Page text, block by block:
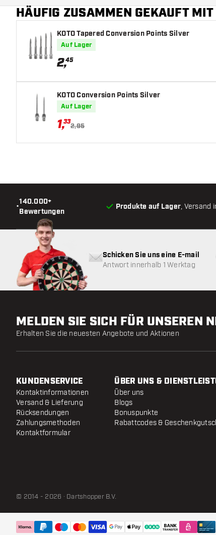
Versendet innerhalb von 24 Stunden
HÄUFIG ZUSAMMEN GEKAUFT MIT
KOTO Tapered Conversion Points Silver
Auf Lager
2,45
KOTO Conversion Points Silver
Auf Lager
1,33
2,95
•
140.000+
Bewertungen
Produkte auf Lager, Versand
Schicken Sie uns eine E-mail
Antwort innerhalb 1 Werktag
MELDEN SIE SICH FÜR UNSEREN
Erhalten Sie die neuesten Angebote und Aktionen
KUNDENSERVICE
Kontaktinformationen
Versand & Lieferung
Rücksendungen
Zahlungsmethoden
Kontaktformular
ÜBER UNS &
Über uns
Blogs
Bonuspunkte
Rabattcodes &
© 2014 - 2026 · Dartshopper B.V.